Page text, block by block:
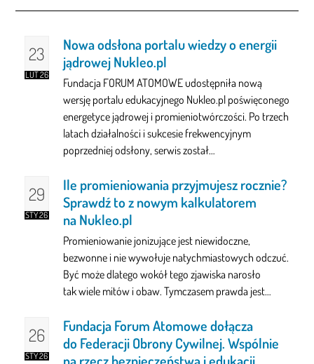
23
LUT 26
Nowa odsłona portalu wiedzy o energii
jądrowej Nukleo.pl
Fundacja FORUM ATOMOWE udostępniła nową
wersję portalu edukacyjnego Nukleo.pl poświęconego
energetyce jądrowej i promieniotwórczości. Po trzech
latach działalności i sukcesie frekwencyjnym
poprzedniej odsłony, serwis został…
29
STY 26
Ile promieniowania przyjmujesz rocznie?
Sprawdź to z nowym kalkulatorem
na Nukleo.pl
Promieniowanie jonizujące jest niewidoczne,
bezwonne i nie wywołuje natychmiastowych odczuć.
Być może dlatego wokół tego zjawiska narosło
tak wiele mitów i obaw. Tymczasem prawda jest…
26
STY 26
Fundacja Forum Atomowe dołącza
do Federacji Obrony Cywilnej. Wspólnie